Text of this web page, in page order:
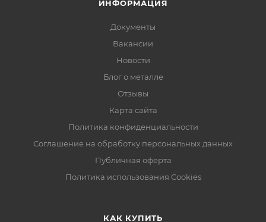
ИНФОРМАЦИЯ
Документы
Вакансии
Новости
Блог о металле
Отзывы
Карта сайта
Политика конфиденциальности
Соглашение на обработку персональных данных
Публичная оферта
Политика использования Cookies
КАК КУПИТЬ